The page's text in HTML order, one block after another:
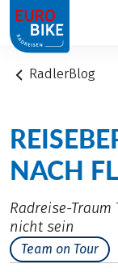
1
RadlerBlog
NACH
Radreise-
nicht sein
Team on Tour